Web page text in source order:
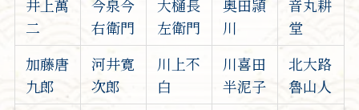
井上萬
二
今泉今
右衛門
大樋長
左衛門
奥田頴
川
音丸耕
堂
加藤唐
九郎
河井寛
次郎
川上不
白
川喜田
半泥子
北大路
魯山人